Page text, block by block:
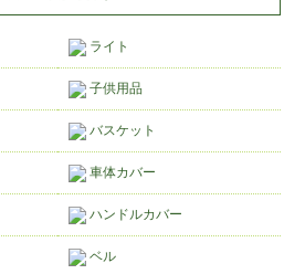
ライト
子供用品
バスケット
車体カバー
ハンドルカバー
ベル